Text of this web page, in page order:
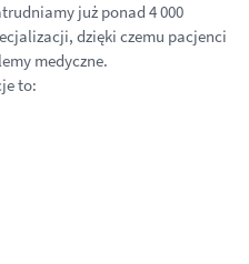
już ponad 4 000
dzięki czemu pacjenci
medyczne.
to: